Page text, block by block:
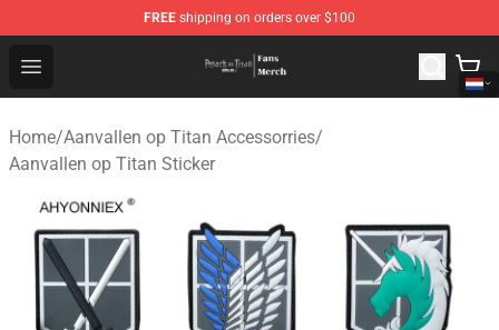
FREE shipping on orders over $100
Open menu
Attack On Titan Store - Official Attack On Titan
Home/Aanvallen op Titan Accessorries/
Aanvallen op Titan Sticker